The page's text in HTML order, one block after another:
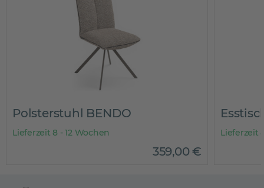
Polsterstuhl BENDO
Lieferzeit 8 - 12 Wochen
359,00€
Lieferzeit